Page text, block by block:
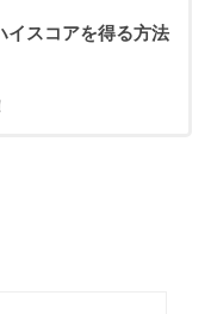
イスコアを得る方法